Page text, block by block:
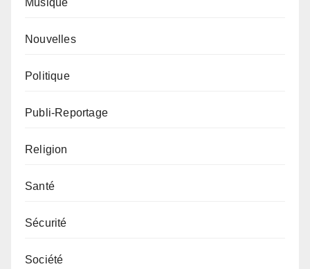
Musique
Nouvelles
Politique
Publi-Reportage
Religion
Santé
Sécurité
Société